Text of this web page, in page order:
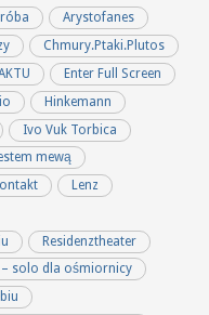
Arystofanes
Chmury.Ptaki.Plutos
Enter Full Screen
Hinkemann
Ivo Vuk Torbica
mewą
Lenz
Residenztheater
solo dla ośmiornicy